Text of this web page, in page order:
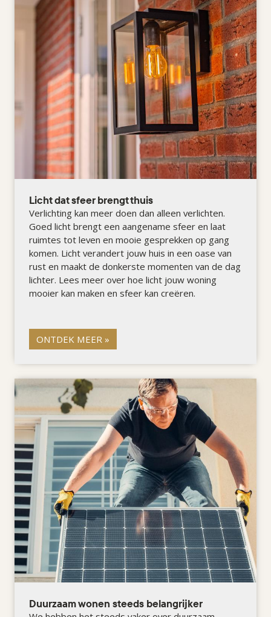
Licht dat sfeer brengt thuis
Verlichting kan meer doen dan alleen verlichten.
Goed licht brengt een aangename sfeer en laat
ruimtes tot leven en mooie gesprekken op gang
komen. Licht verandert jouw huis in een oase van
rust en maakt de donkerste momenten van de dag
lichter. Lees meer over hoe licht jouw woning
mooier kan maken en sfeer kan creëren.
ONTDEK MEER »
Duurzaam wonen steeds belangrijker